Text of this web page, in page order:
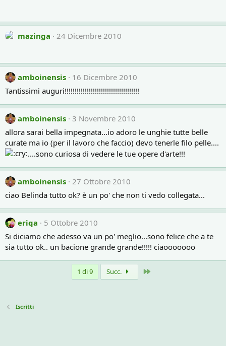
mazinga 24 Dicembre 2010
amboinensis
16 Dicembre 2010
Tantissimi auguri!!!!!!!!!!!!!!!!!!!!!!!!!!!!!!!!!!!!!
amboinensis 3 Novembre 2010
allora sarai bella impegnata...io adoro le unghie tutte belle
curate ma io (per il lavoro che faccio) devo tenerle filo pelle....
....sono curiosa di vedere le tue opere d'arte!!!
amboinensis 27 Ottobre 2010
ciao Belinda tutto ok? è un po' che non ti vedo collegata...
eriqa
5 Ottobre 2010
Si diciamo che adesso va un po' meglio...sono felice che a te
sia tutto ok.. un bacione grande grande!!!!! ciaooooooo
1 di 9 Succ.
Iscritti